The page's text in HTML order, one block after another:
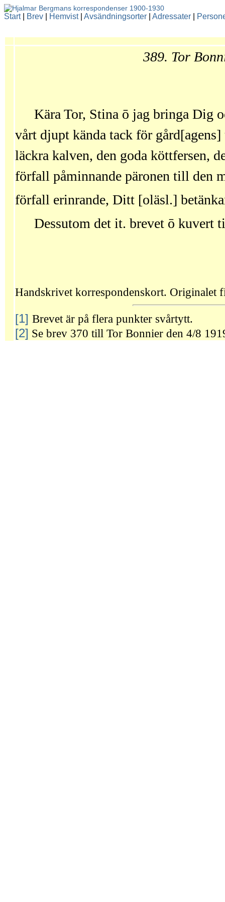
Start| Brev Hemvist| Avsändningsorter Adressater
389. Tor
Kära Tor, Stina ō jag bringa Dig
vårt djupt kända tack för
läckra kalven, den goda köttfersen,
förfall påminnande päronen till den
förfall erinrande, Ditt [oläsl.]
Dessutom det it. brevet ō kuvert
Handskrivet korrespondenskort. Originalet
[1] Brevet är på flera punkter svårtytt.
[2] Se brev 370 till Tor Bonnier den 4/8